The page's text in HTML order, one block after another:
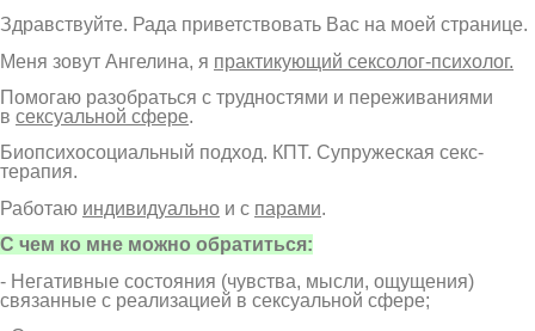
Здравствуйте. Рада приветствовать Вас на моей странице.
Меня зовут Ангелина, я практикующий сексолог-психолог.
Помогаю разобраться с трудностями и переживаниями
в сексуальной сфере.
Биопсихосоциальный подход. КПТ. Супружеская секс-
терапия.
Работаю индивидуально и с парами.
С чем ко мне можно обратиться:
- Негативные состояния (чувства, мысли, ощущения)
связанные с реализацией в сексуальной сфере;